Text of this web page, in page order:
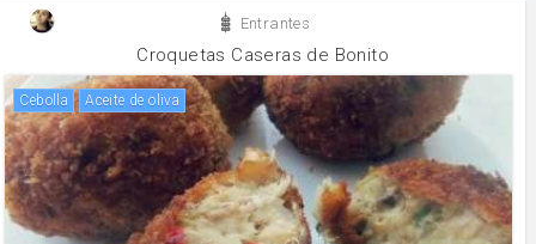
Entrantes
Croquetas Caseras de Bonito
cebolla aceite de oliva